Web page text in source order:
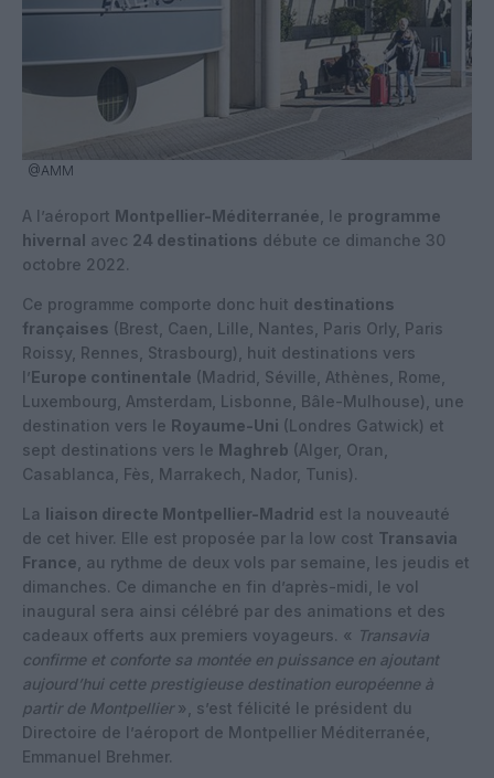
@AMM
A l’aéroport Montpellier-Méditerranée , le programme
hivernal avec 24 destinations débute ce dimanche 30
octobre 2022.
Ce programme comporte donc huit destinations
françaises (Brest, Caen, Lille, Nantes, Paris Orly, Paris
Roissy, Rennes, Strasbourg), huit destinations vers
l’Europe continentale (Madrid, Séville, Athènes, Rome,
Luxembourg, Amsterdam, Lisbonne, Bâle-Mulhouse), une
destination vers le Royaume-Uni (Londres Gatwick) et
sept destinations vers le Maghreb (Alger, Oran,
Casablanca, Fès, Marrakech, Nador, Tunis).
La liaison directe Montpellier-Madrid est la nouveauté
de cet hiver. Elle est proposée par la low cost Transavia
France , au rythme de deux vols par semaine, les jeudis et
dimanches. Ce dimanche en fin d’après-midi, le vol
inaugural sera ainsi célébré par des animations et des
cadeaux offerts aux premiers voyageurs. « Transavia
confirme et conforte sa montée en puissance en ajoutant
aujourd’hui cette prestigieuse destination européenne à
partir de Montpellier», s’est félicité le président du
Directoire de l’aéroport de Montpellier Méditerranée,
Emmanuel Brehmer.